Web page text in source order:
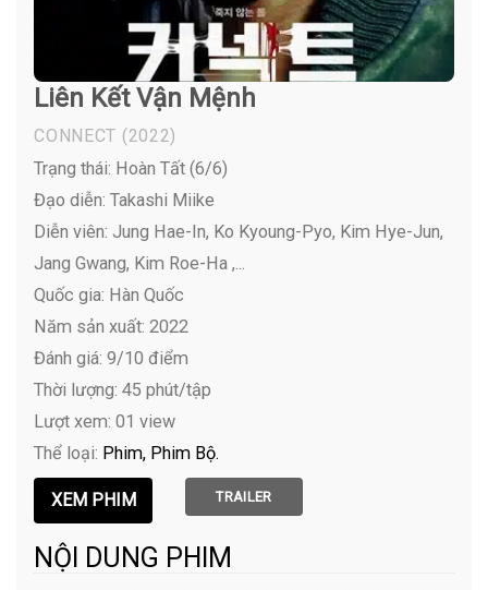
Liên Kết Vận Mệnh
CONNECT (2022)
Trạng thái: Hoàn Tất (6/6)
Đạo diễn: Takashi Miike
Diễn viên: Jung Hae-In, Ko Kyoung-Pyo, Kim Hye-Jun,
Jang Gwang, Kim Roe-Ha ,...
Quốc gia: Hàn Quốc
Năm sản xuất: 2022
Đánh giá: 9/10 điểm
Thời lượng: 45 phút/tập
Lượt xem: 01 view
Thể loại: Phim Phim Bộ
TRAILER
NỘI DUNG PHIM